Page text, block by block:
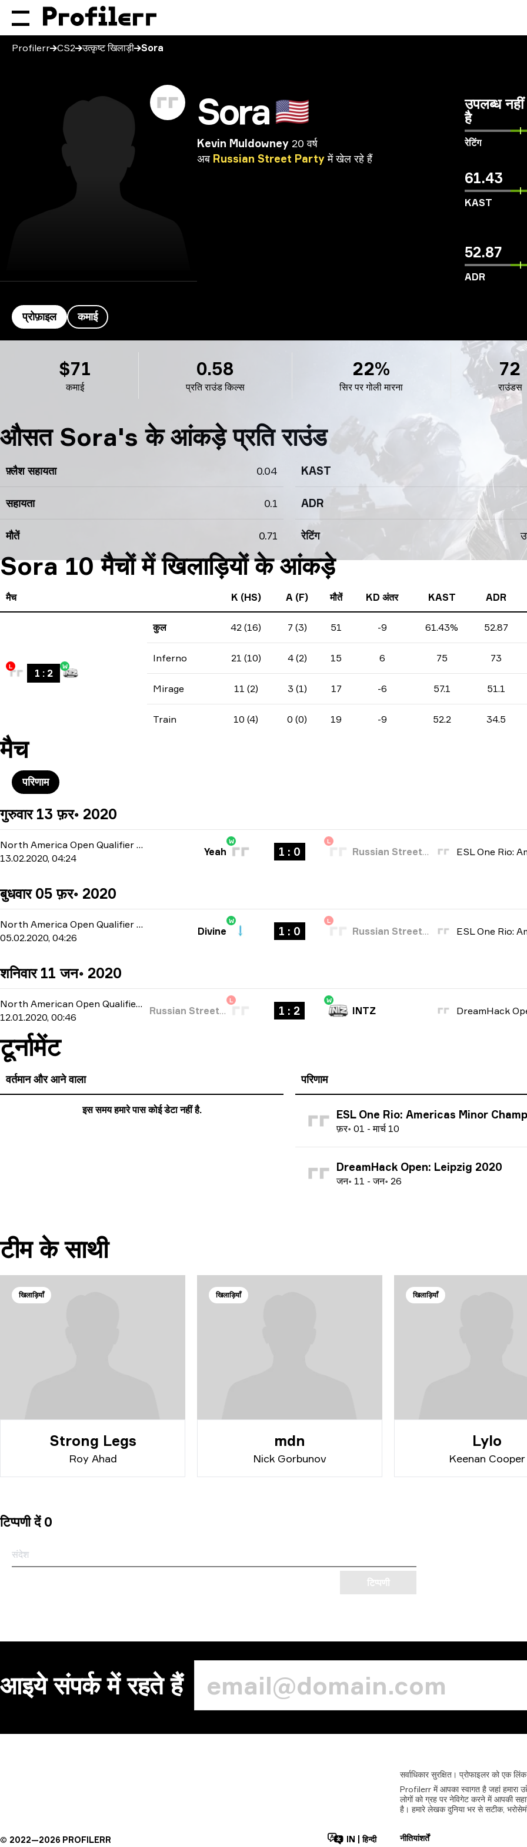
Profilerr CS2 उत्कृष्ट खिलाड़ी Sora
Sora 🇺🇸
Kevin Muldowney 20 वर्ष
अब Russian Street Party में खेल रहे हैं
उपलब्ध नहीं
है
रेटिंग
61.43
KAST
52.87
ADR
प्रोफ़ाइल कमाई
कमाई
$71
प्रति राउंड किल्स
0.58
सिर पर गोली मारना
22%
राउंडस
72
औसत Sora's के आंकड़े प्रति राउंड
फ़्लैश सहायता 0.04 KAST
सहायता 0.1 ADR
मौतें 0.71 रेटिंग
Sora 10 मैचों में खिलाड़ियों के आंकड़े
मैच K (HS) A (F) मौतें KD अंतर KAST ADR
L
1 : 2
W
कुल 42 (16) 7 (3) 51 -9 61.43% 52.87
Inferno 21 (10) 4 (2) 15 6 75 73
Mirage 11 (2) 3 (1) 17 -6 57.1 51.1
Train 10 (4) 0 (0) 19 -9 52.2 34.5
मैच
परिणाम
गुरुवार 13 फ़र॰ 2020
North America Open Qualifier 4
13.02.2020, 04:24
W
Yeah 1 : 0
L
Russian Street Party
बुधवार 05 फ़र॰ 2020
North America Open Qualifier 2 -
05.02.2020, 04:26
W
Divine 1 : 0
L
Russian Street Party
शनिवार 11 जन॰ 2020
North American Open Qualifier -
12.01.2020, 00:46
L
Russian Street Party 1 : 2
W
INTZ
टूर्नामेंट
वर्तमान और आने वाला
इस समय हमारे पास कोई डेटा नहीं है.
परिणाम
ESL One Rio: Americas Minor Championship
फ़र॰ 01 -मार्च 10
DreamHack Open: Leipzig 2020
जन॰ 11 -जन॰ 26
टीम के साथी
खिलाड़ियाँ
Strong Legs
Roy Ahad
खिलाड़ियाँ
mdn
Nick Gorbunov
खिलाड़ियाँ
Lylo
Keenan Cooper
टिप्पणी दें 0
टिप्पणी
आइये संपर्क में रहते हैं
सर्वाधिकार सुरक्षित। प्रोफाइलर को एक लिंक
Profilerr में आपका स्वागत है जहां हमारा
लोगों को ग्रह पर नेविगेट करने में आपकी
है। हमारे लेखक दुनिया भर से सटीक,
नीतियांशर्तें
© 2022—2026 PROFILERR IN |हिन्दी